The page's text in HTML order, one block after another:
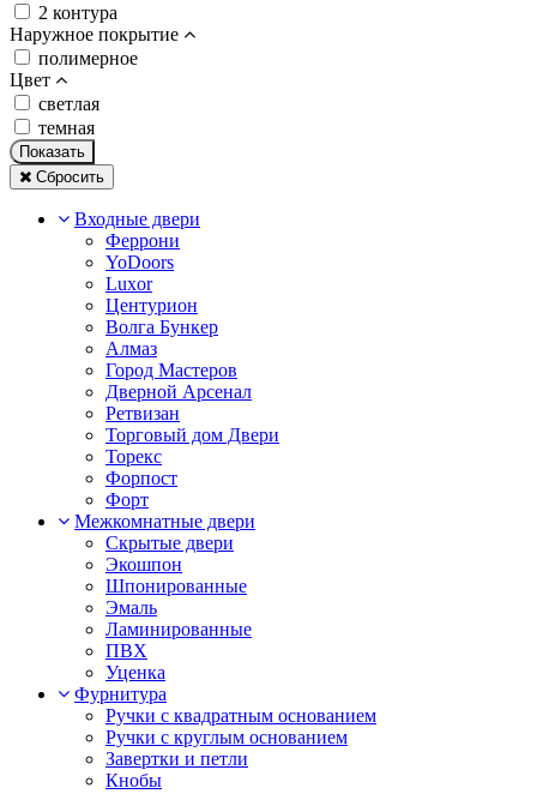
2 контура
Наружное покрытие
полимерное
Цвет
светлая
темная
Показать
Сбросить
Входные двери
Феррони
YoDoors
Luxor
Центурион
Волга Бункер
Алмаз
Город Мастеров
Дверной Арсенал
Ретвизан
Торговый дом Двери
Торекс
Форпост
Форт
Межкомнатные двери
Скрытые двери
Экошпон
Шпонированные
Эмаль
Ламинированные
ПВХ
Уценка
Фурнитура
Ручки с квадратным основанием
Ручки с круглым основанием
Завертки и петли
Кнобы